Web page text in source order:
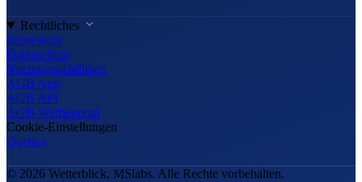
Rechtliches
Impressum
Datenschutz
Nutzungsrichtlinien
AGB App
AGB API
AGB Werbeportal
Cookie-Einstellungen
Quellen
© 2026 Wetterblick, MSlabs. Alle Rechte vorbehalten.